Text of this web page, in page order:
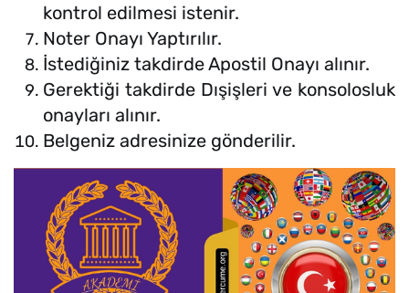
kontrol edilmesi istenir.
Noter Onayı Yaptırılır.
İstediğiniz takdirde Apostil Onayı alınır.
Gerektiği takdirde Dışişleri ve konsolosluk
onayları alınır.
Belgeniz adresinize gönderilir.